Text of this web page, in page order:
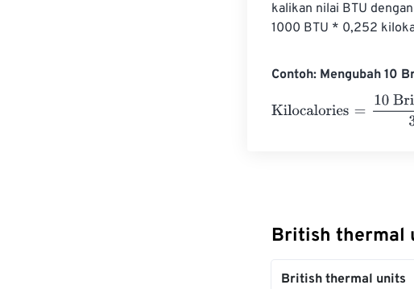
kalikan nilai BTU
1000 BTU * 0,252
Contoh: Mengubah 10
Kilocalories
10 British
British thermal
British thermal units